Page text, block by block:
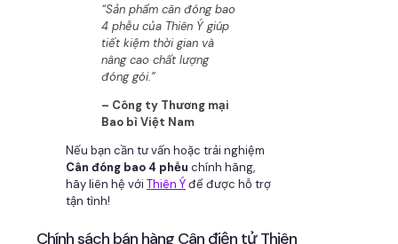
“Sản phẩm cân đóng bao
4 phễu của Thiên Ý giúp
tiết kiệm thời gian và
nâng cao chất lượng
đóng gói.”
– Công ty Thương mại
Bao bì Việt Nam
Nếu bạn cần tư vấn hoặc trải nghiệm
Cân đóng bao 4 phễu chính hãng,
hãy liên hệ với Thiên Ýđể được hỗ trợ
tận tình!
Chính sách bán hàng Cân điện tử Thiên